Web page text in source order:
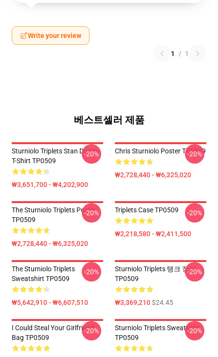
Write your review
1 / 1
베스트셀러 제품
Sturniolo Triplets Stan Design
T-Shirt TP0509
₩3,651,700 - ₩4,202,900
-20% Chris Sturniolo Poster TP0509
₩2,728,440 - ₩6,325,020
-20%
The Sturniolo Triplets Poster
TP0509
₩2,728,440 - ₩6,325,020
-20% Triplets Case TP0509
₩2,218,580 - ₩2,411,500
-20%
The Sturniolo Triplets
Sweatshirt TP0509
₩5,642,910 - ₩6,607,510
-20%
Sturniolo Triplets 탱크 정상
TP0509
₩3,369,210$24.45
-20%
I Could Steal Your Girlfriend
Bag TP0509
-20%
Sturniolo Triplets Sweatshirt
TP0509
-20%